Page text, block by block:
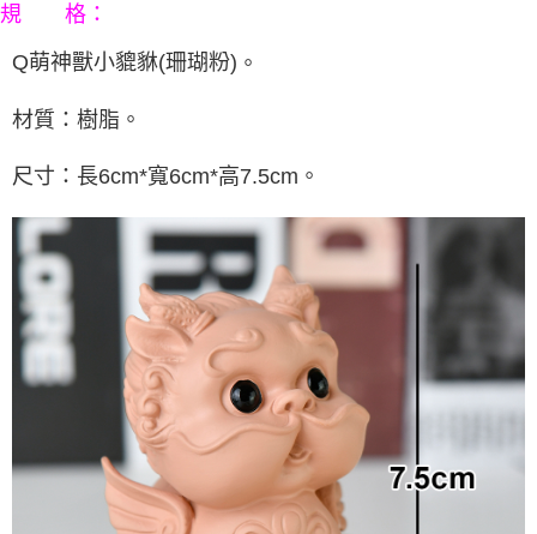
台灣樂天信用卡公司
相關說明
【關於「AFTEE先享後付」】
AFTEE先享後付是「在收到商品之後才付款」的支付方式。 讓您購物簡單
１．簡單：不需註冊會員、不需綁卡、不需儲值。
２．便利：只要手機號碼，簡訊認證，即可結帳。
１．於結帳方式選擇「AFTEE先享後付」後，將跳轉至「AFTEE先享後付」
結帳頁面，進行簡訊認證並確認金額後，即可完成結帳。
２．訂單成立數日內，您將收到繳費通知簡訊。
３．收到繳費通知簡訊後14天內，點擊此簡訊中的連結，可透過四大超商／
ATM／網路銀行／等多元方式進行付款，方視為交易完成。
※ 請注意：結帳手續完成當下不需立刻繳費，但若您需要取消訂單，請聯絡
購買商品的店家。未經商家同意取消之訂單仍視為有效，需透過AFTEE先享
後付繳納相關費用。
※ 交易是否成功請以「AFTEE先享後付 」之結帳頁面顯示為準，若有關於
是否繳費成功／繳費後需取消欲退款等相關疑問，請聯繫「AFTEE先享後付
https://netprotections.freshdesk.com/support/home
【注意事項】
１．透過由恩沛科技股份有限公司提供之「AFTEE先享後付」服務完成之交
易，需依本服務之必要範圍內提供個人資料，並將交易相關給付款項請求債
ATM付款
運送方式
宅配
規 格：
Q萌神獸小貔貅(珊瑚粉) 。
材質：樹脂。
尺寸：長6cm*寬6cm*高7.5cm。